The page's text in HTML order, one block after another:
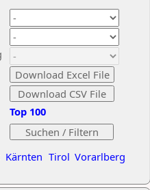
Kärnten Tirol Vorarlberg
Top 100